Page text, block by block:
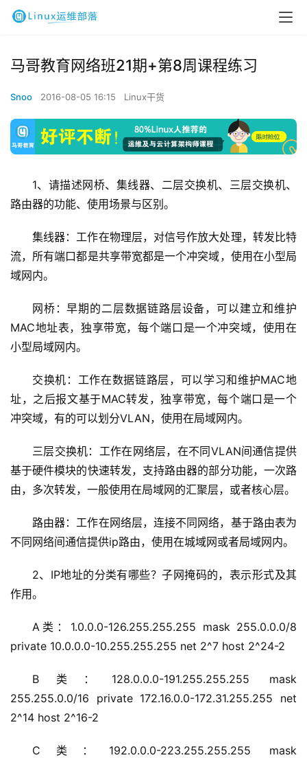
马哥教育网络班21期+第8周课程练习
Snoo 2016-08-05 16:15 Linux干货
1、请描述网桥、集线器、二层交换机、三层交换机、
路由器的功能、使用场景与区别。
集线器：工作在物理层，对信号作放大处理，转发比特
流，所有端口都是共享带宽都是一个冲突域，使用在小型局
域网内。
网桥：早期的二层数据链路层设备，可以建立和维护
MAC地址表，独享带宽，每个端口是一个冲突域，使用在
小型局域网内。
交换机：工作在数据链路层，可以学习和维护MAC地
址，之后报文基于MAC转发，独享带宽，每个端口是一个
冲突域，有的可以划分VLAN，使用在局域网内。
三层交换机：工作在网络层，在不同VLAN间通信提供
基于硬件模块的快速转发，支持路由器的部分功能，一次路
由，多次转发，一般使用在局域网的汇聚层，或者核心层。
路由器：工作在网络层，连接不同网络，基于路由表为
不同网络间通信提供ip路由，使用在城域网或者局域网内。
2、IP地址的分类有哪些？子网掩码的，表示形式及其
作用。
A类：1.0.0.0-126.255.255.255 mask 255.0.0.0/8
private 10.0.0.0-10.255.255.255 net 2^7 host 2^24-2
B类：128.0.0.0-191.255.255.255 mask
255.255.0.0/16 private 172.16.0.0-172.31.255.255 net
2^14 host 2^16-2
C类：192.0.0.0-223.255.255.255 mask